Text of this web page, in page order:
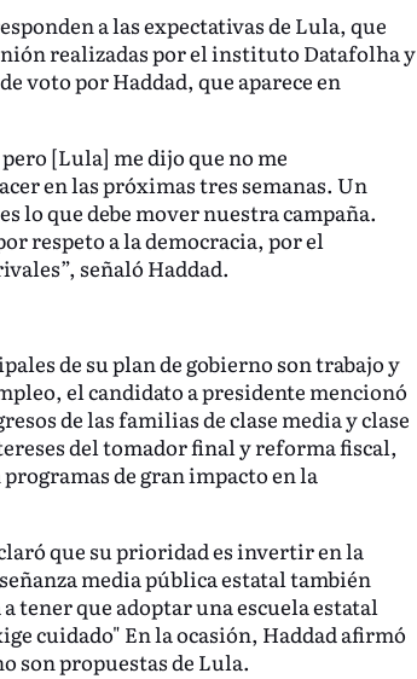
a las expectativas de Lula, que
realizadas por el instituto Datafolha y
voto por Haddad, que aparece en
[Lula] me dijo que no me
en las próximas tres semanas. Un
lo que debe mover nuestra campaña.
respeto a la democracia, por el
señaló Haddad.
de su plan de gobierno son trabajo y
el candidato a presidente mencionó
de las familias de clase media y clase
del tomador final y reforma fiscal,
de gran impacto en la
que su prioridad es invertir en la
media pública estatal también
tener que adoptar una escuela estatal
cuidado" En la ocasión, Haddad afirmó
son propuestas de Lula.